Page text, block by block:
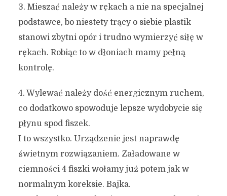
3. Mieszać należy w rękach a nie na specjalnej
podstawce, bo niestety trący o siebie plastik
stanowi zbytni opór i trudno wymierzyć siłę w
rękach. Robiąc to w dłoniach mamy pełną
kontrolę.
4. Wylewać należy dość energicznym ruchem,
co dodatkowo spowoduje lepsze wydobycie się
płynu spod fiszek.
I to wszystko. Urządzenie jest naprawdę
świetnym rozwiązaniem. Załadowane w
ciemności 4 fiszki wołamy już potem jak w
normalnym koreksie. Bajka.